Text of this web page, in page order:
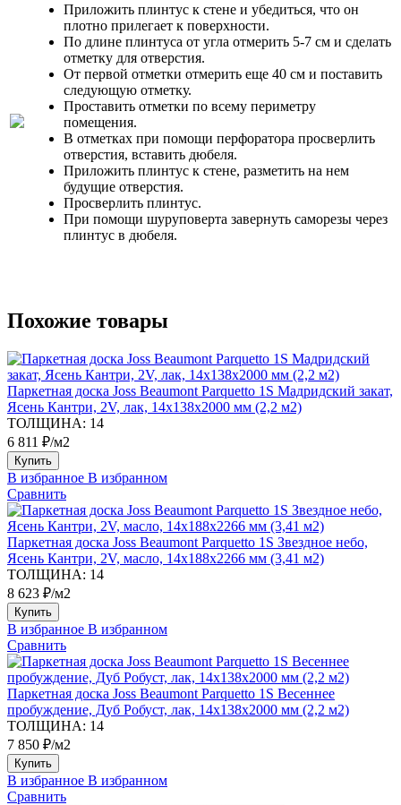
Приложить плинтус к стене и убедиться, что он
плотно прилегает к поверхности.
По длине плинтуса от угла отмерить 5-7 см и сделать
отметку для отверстия.
От первой отметки отмерить еще 40 см и поставить
следующую отметку.
Проставить отметки по всему периметру
помещения.
В отметках при помощи перфоратора просверлить
отверстия, вставить дюбеля.
Приложить плинтус к стене, разметить на нем
будущие отверстия.
Просверлить плинтус.
При помощи шуруповерта завернуть саморезы через
плинтус в дюбеля.
Похожие товары
Паркетная доска Joss Beaumont Parquetto 1S Мадридский закат,
Ясень Кантри, 2V, лак, 14х138х2000 мм (2,2 м2)
ТОЛЩИНА: 14
6 811 ₽/м2
Купить
В избранное В избранном
Сравнить
Паркетная доска Joss Beaumont Parquetto 1S Звездное небо,
Ясень Кантри, 2V, масло, 14х188х2266 мм (3,41 м2)
ТОЛЩИНА: 14
8 623 ₽/м2
Купить
В избранное В избранном
Сравнить
Паркетная доска Joss Beaumont Parquetto 1S Весеннее
пробуждение, Дуб Робуст, лак, 14х138х2000 мм (2,2 м2)
ТОЛЩИНА: 14
7 850 ₽/м2
Купить
В избранное В избранном
Сравнить